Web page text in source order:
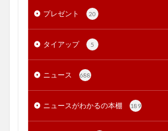
プレゼント 20
タイアップ 5
ニュース 688
ニュースがわかるの本棚 189